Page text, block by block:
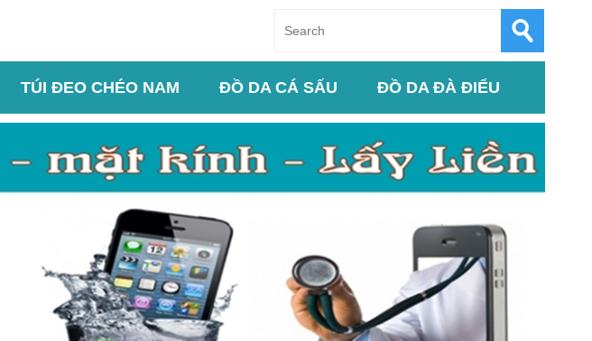
TÚI ĐEO CHÉO NAM ĐỒ DA CÁ SẤU ĐỒ DA ĐÀ ĐIỂU